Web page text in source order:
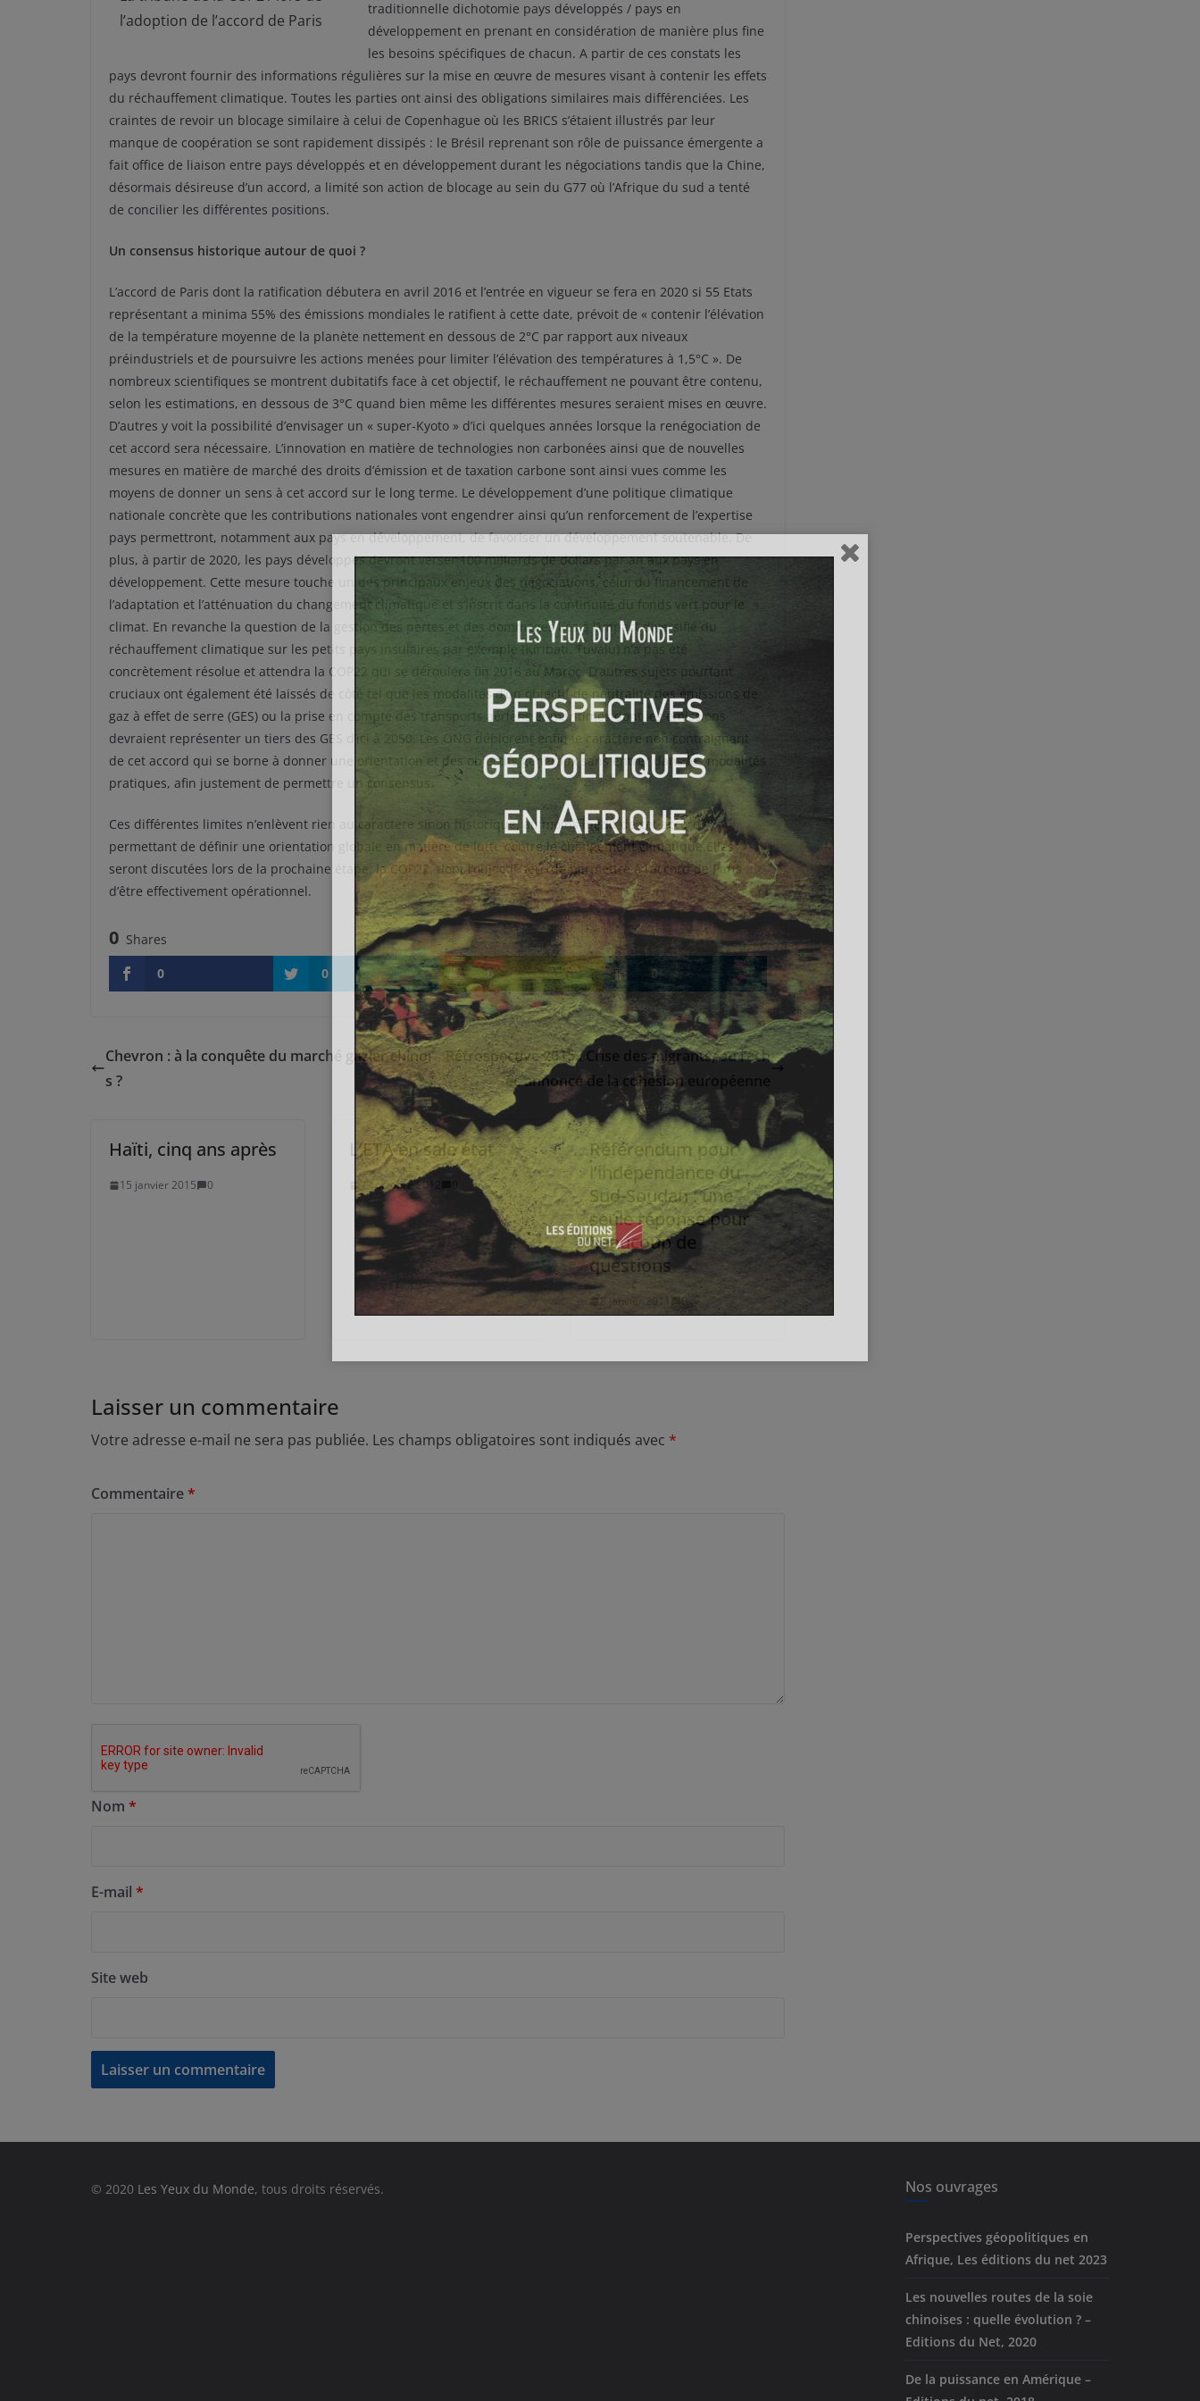
l’adoption de l’accord de Paris
traditionnelle dichotomie pays développés / pays en
développement en prenant en considération de manière plus fine
les besoins spécifiques de chacun. A partir de ces constats les
pays devront fournir des informations régulières sur la mise en œuvre de mesures visant à contenir les effets
du réchauffement climatique. Toutes les parties ont ainsi des obligations similaires mais différenciées. Les
craintes de revoir un blocage similaire à celui de Copenhague où les BRICS s’étaient illustrés par leur
manque de coopération se sont rapidement dissipés : le Brésil reprenant son rôle de puissance émergente a
fait office de liaison entre pays développés et en développement durant les négociations tandis que la Chine,
désormais désireuse d’un accord, a limité son action de blocage au sein du G77 où l’Afrique du sud a tenté
de concilier les différentes positions.
Un consensus historique autour de quoi ?
L’accord de Paris dont la ratification débutera en avril 2016 et l’entrée en vigueur se fera en 2020 si 55 Etats
représentant a minima 55% des émissions mondiales le ratifient à cette date, prévoit de « contenir l’élévation
de la température moyenne de la planète nettement en dessous de 2°C par rapport aux niveaux
préindustriels et de poursuivre les actions menées pour limiter l’élévation des températures à 1,5°C ». De
nombreux scientifiques se montrent dubitatifs face à cet objectif, le réchauffement ne pouvant être contenu,
selon les estimations, en dessous de 3°C quand bien même les différentes mesures seraient mises en œuvre.
D’autres y voit la possibilité d’envisager un « super-Kyoto » d’ici quelques années lorsque la renégociation de
cet accord sera nécessaire. L’innovation en matière de technologies non carbonées ainsi que de nouvelles
mesures en matière de marché des droits d’émission et de taxation carbone sont ainsi vues comme les
moyens de donner un sens à cet accord sur le long terme. Le développement d’une politique climatique
nationale concrète que les contributions nationales vont engendrer ainsi qu’un renforcement de l’expertise
pays permettront, notamment aux pays en développement, de favoriser un développement soutenable. De
plus, à partir de 2020, les pays développés devront verser 100 milliards de dollars par an aux pays en
développement. Cette mesure touche un des principaux enjeux des négociations, celui du financement de
l’adaptation et l’atténuation du changement climatique et s’inscrit dans la continuité du fonds vert pour le
climat. En revanche la question de la gestion des pertes et des dommages liés à l’impact diversifié du
réchauffement climatique sur les petits pays insulaires par exemple (Kiribati, Tuvalu) n’a pas été
concrètement résolue et attendra la COP22 qui se déroulera fin 2016 au Maroc. D’autres sujets pourtant
cruciaux ont également été laissés de côté tel que les modalités d’un objectif de neutralité des émissions de
gaz à effet de serre (GES) ou la prise en compte des transports aériens et maritimes dont les émissions
devraient représenter un tiers des GES d’ici à 2050. Les ONG déplorent enfin le caractère non contraignant
de cet accord qui se borne à donner une orientation et des objectifs généraux sans entrer dans les modalités
pratiques, afin justement de permettre un consensus.
Ces différentes limites n’enlèvent rien au caractère sinon historique, au moins inédit de cet accord
permettant de définir une orientation globale en matière de lutte contre le changement climatique.Elles
seront discutées lors de la prochaine étape, la COP22, dont l’objectif sera de permettre à l’accord de Paris
d’être effectivement opérationnel.
0 Shares
0
0 0 0
Chevron : à la conquête du marché gazier chinoi
s ?
Rétrospective 2015 : Crise des migrants, ou l’éch
ec annoncé de la cohésion européenne
Haïti, cinq ans après
15 janvier 2015 0
L’ETA en sale état
29 octobre 2012 0
Référendum pour
l’indépendance du
Sud-Soudan : une
seule réponse pour
beaucoup de
questions
8 janvier 2011 0
Laisser un commentaire
Votre adresse e-mail ne sera pas publiée. Les champs obligatoires sont indiqués avec *
Commentaire*
Nom *
E-mail *
Site web
© 2020 Les Yeux du Monde, tous droits réservés. Nos ouvrages
Perspectives géopolitiques en
Afrique, Les éditions du net 2023
Les nouvelles routes de la soie
chinoises : quelle évolution ? –
Editions du Net, 2020
De la puissance en Amérique –